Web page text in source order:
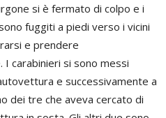
si è fermato di colpo e i
fuggiti a piedi verso i vicini
e prendere
I carabinieri si sono messi
e successivamente a
dei tre che aveva cercato di